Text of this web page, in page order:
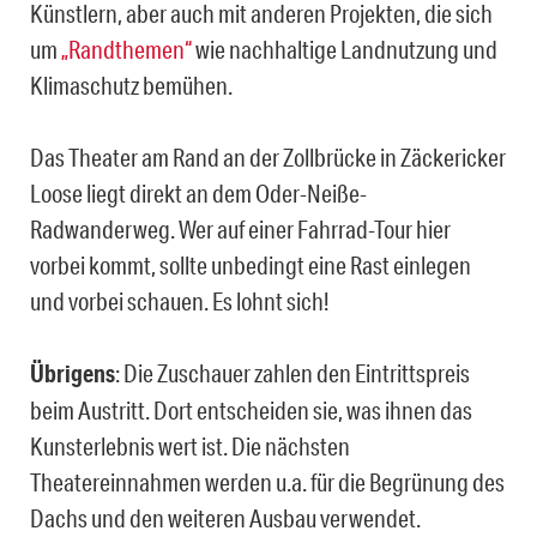
Künstlern, aber auch mit anderen Projekten, die sich
um„Randthemen“wie nachhaltige Landnutzung und
Klimaschutz bemühen.
Das Theater am Rand an der Zoll­brücke in Zäckericker
Loose liegt direkt an dem Oder-Neiße-
Radwanderweg. Wer auf einer Fahrrad-Tour hier
vorbei kommt, sollte unbedingt eine Rast einlegen
und vorbei schauen. Es lohnt sich!
Übrigens: Die Zuschauer zahlen den Eintrittspreis
beim Austritt. Dort entscheiden sie, was ihnen das
Kunsterlebnis wert ist. Die nächsten
Theatereinnahmen werden u.a. für die Begrünung des
Dachs und den weiteren Ausbau verwendet.